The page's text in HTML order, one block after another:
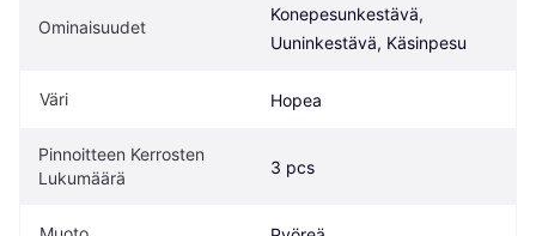
Ominaisuudet
Konepesunkestävä,
Uuninkestävä, Käsinpesu
Väri Hopea
Pinnoitteen Kerrosten
Lukumäärä
3 pcs